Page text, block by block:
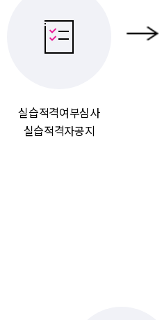
실습적격여부심사
실습적격자공지